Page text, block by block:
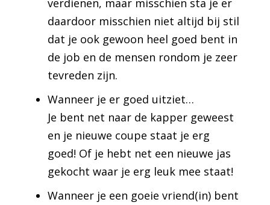
verdienen, maar misschien sta je er
daardoor misschien niet altijd bij stil
dat je ook gewoon heel goed bent in
de job en de mensen rondom je zeer
tevreden zijn.
Wanneer je er goed uitziet…
Je bent net naar de kapper geweest
en je nieuwe coupe staat je erg
goed! Of je hebt net een nieuwe jas
gekocht waar je erg leuk mee staat!
Wanneer je een goeie vriend(in) bent